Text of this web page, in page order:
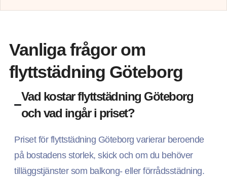
Vanliga frågor om
flyttstädning Göteborg
Vad kostar flyttstädning Göteborg
och vad ingår i priset?
Priset för flyttstädning Göteborg varierar beroende
på bostadens storlek, skick och om du behöver
tilläggstjänster som balkong- eller förrådsstädning.